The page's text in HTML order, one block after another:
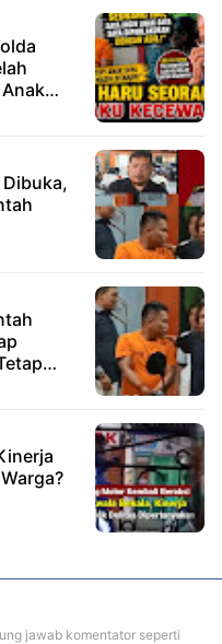
Dibuka,
jawab komentator seperti